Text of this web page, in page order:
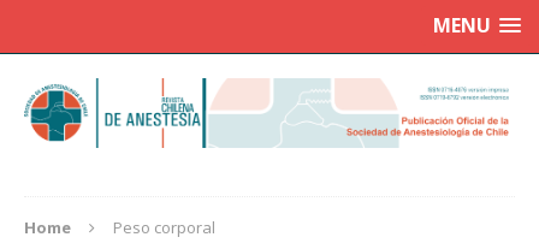
MENU
Home Peso corporal